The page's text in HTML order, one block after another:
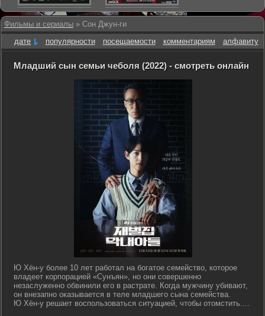
Фильмы и сериалы » Сон Джун-ги
дате
популярности посещаемости комментариям алфавиту
Младший сын семьи чеболя (2022) - смотреть онлайн
Ю Хён-у более 10 лет работал на богатое семейство, которое
владеет корпорацией «Сунъян», но они совершенно
незаслуженно обвинили его в растрате. Когда мужчину убивают,
он внезапно оказывается в теле младшего сына семейства.
Ю Хён-у решает воспользоваться ситуацией, чтобы отомстить....